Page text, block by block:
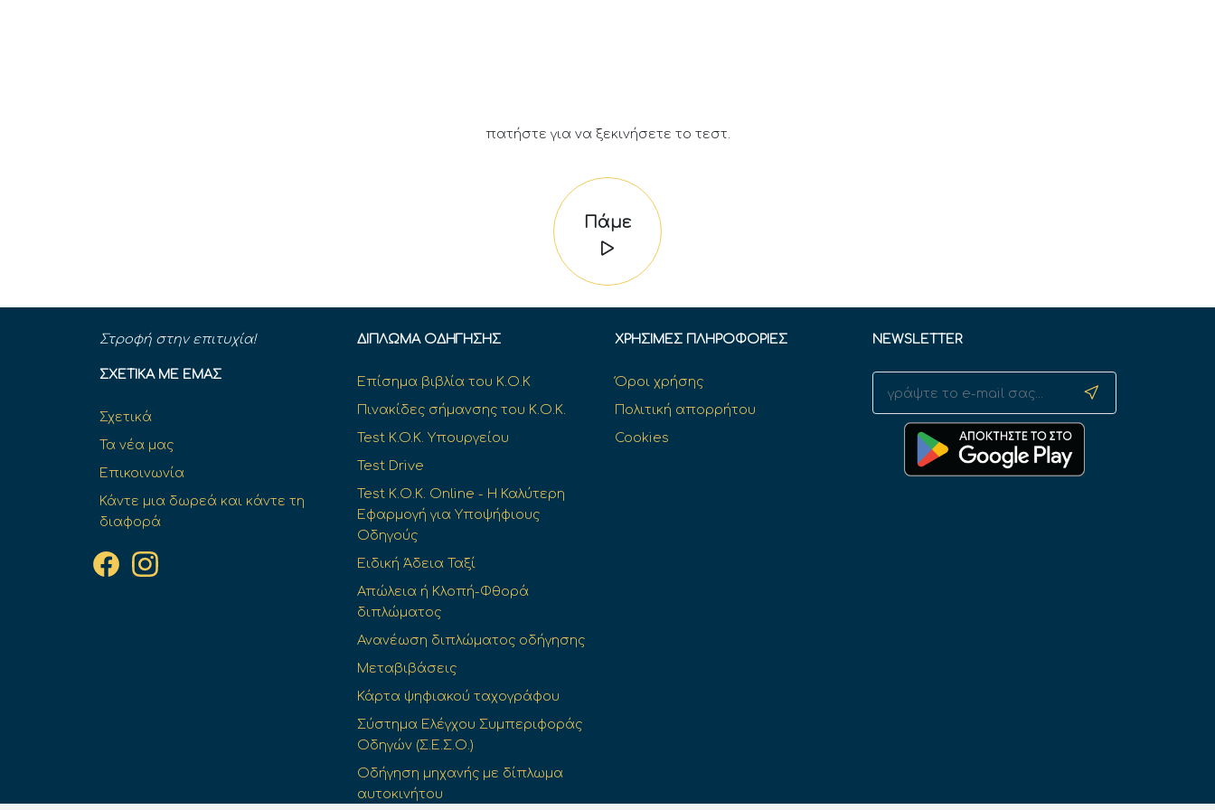
πατήστε για να ξεκινήσετε το τεστ.
Πάμε
Στροφή στην επιτυχία!
ΣΧΕΤΙΚΆ ΜΕ ΕΜΆΣ
Σχετικά
Τα νέα μας
Επικοινωνία
Κάντε μια δωρεά και κάντε τη
διαφορά
ΔΊΠΛΩΜΑ ΟΔΉΓΗΣΗΣ
Επίσημα βιβλία του Κ.Ο.Κ
Πινακίδες σήμανσης του Κ.Ο.Κ.
Test K.O.K. Υπουργείου
Test Drive
Test Κ.Ο.Κ. Online - Η Καλύτερη
Εφαρμογή για Υποψήφιους
Οδηγούς
Ειδική Άδεια Ταξί
Απώλεια ή Κλοπή-Φθορά
διπλώματος
Ανανέωση διπλώματος οδήγησης
Μεταβιβάσεις
Κάρτα ψηφιακού ταχογράφου
Σύστημα Ελέγχου Συμπεριφοράς
Οδηγών (Σ.Ε.Σ.Ο.)
Οδήγηση μηχανής με δίπλωμα
αυτοκινήτου
ΧΡΉΣΙΜΕΣ ΠΛΗΡΟΦΟΡΊΕΣ
Όροι χρήσης
Πολιτική απορρήτου
Cookies
NEWSLETTER